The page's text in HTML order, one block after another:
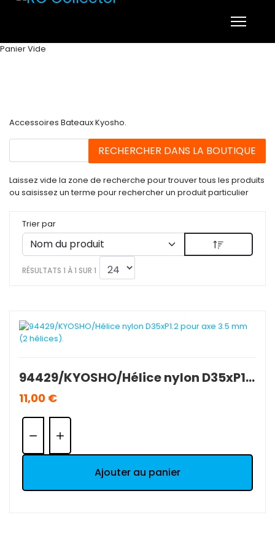
Panier Vide
Accessoires Bateaux Kyosho.
Laissez vide la zone de recherche pour trouver tous les produits
ou saisissez un terme pour rechercher un produit particulier
Trier par
RÉSULTATS 1 À 1 SUR 1
94429/KYOSHO/Hélice nylon D35xP1.2 pour axe 3.5 mm (2 hélices).
11,00 €
Quantité:
Ajouter au panier